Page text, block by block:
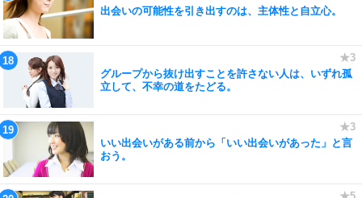
出会いの可能性を引き出すのは、主体性と自立心。
グループから抜け出すことを許さない人は、いずれ孤
立して、不幸の道をたどる。
いい出会いがある前から「いい出会いがあった」と言
おう。